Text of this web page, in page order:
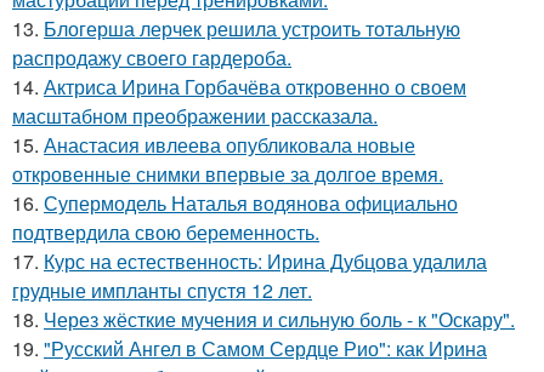
13. Блогерша лерчек решила устроить тотальную
распродажу своего гардероба.
14. Актриса Ирина Горбачёва откровенно о своем
масштабном преображении рассказала.
15. Анастасия ивлеева опубликовала новые
откровенные снимки впервые за долгое время.
16. Супермодель Наталья водянова официально
подтвердила свою беременность.
17. Курс на естественность: Ирина Дубцова удалила
грудные импланты спустя 12 лет.
18. Через жёсткие мучения и сильную боль - к "Оскару".
19. "Русский Ангел в Самом Сердце Рио": как Ирина